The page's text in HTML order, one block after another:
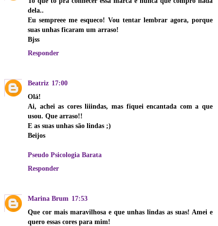
dela..
Eu sempreee me esqueco! Vou tentar lembrar agora, porque
suas unhas ficaram um arraso!
Bjss
Responder
Beatriz 17:00
Olá!
Ai, achei as cores liiindas, mas fiquei encantada com a que
usou. Que arraso!!
E as suas unhas são lindas ;)
Beijos
Pseudo Psicologia Barata
Responder
Marina Brum 17:53
Que cor mais maravilhosa e que unhas lindas as suas! Amei e
quero essas cores para mim!